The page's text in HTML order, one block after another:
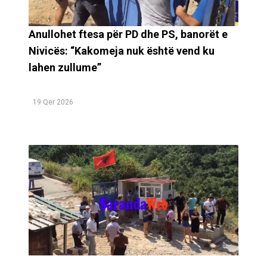
Anullohet ftesa për PD dhe PS, banorët e
Nivicës: “Kakomeja nuk është vend ku
lahen zullume”
19 Qer 2026